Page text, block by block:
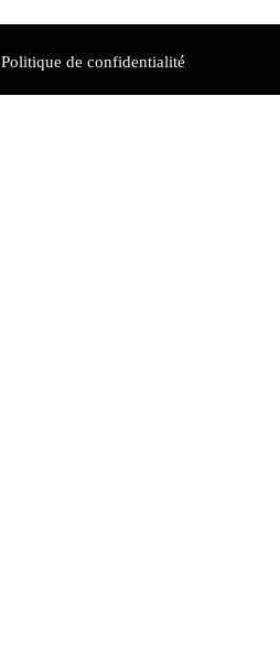
Politique de confidentialité